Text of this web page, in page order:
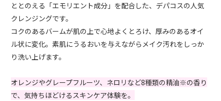
ととのえる「エモリエント成分」を配合した、デパコスの人気
クレンジングです。
コクのあるバームが肌の上で心地よくとろけ、厚みのあるオイ
ル状に変化。素肌にうるおいを与えながらメイク汚れをしっか
り洗い上げます。
オレンジやグレープフルーツ、ネロリなど8種類の精油※の香り
で、気持ちほどけるスキンケア体験を。